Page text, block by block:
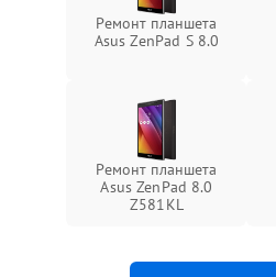
Ремонт планшета
Asus ZenPad S 8.0
Ремонт планшета
Asus ZenPad 8.0
Z581KL